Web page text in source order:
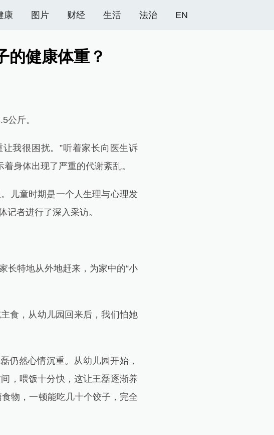
康 图片 财经 生活 法治 EN
的健康体重？
公斤。
我很困扰。”听着家长向医生诉
身体出现了严重的代谢紊乱。
儿童时期是一个人生理与心理发
记者进行了深入采访。
特地从外地赶来，为家中的“小
食，从幼儿园回来后，我们怕她
然心情沉重。从幼儿园开始，
，喂饭十分快，这让王磊逐渐养
物，一顿能吃几十个饺子，完全